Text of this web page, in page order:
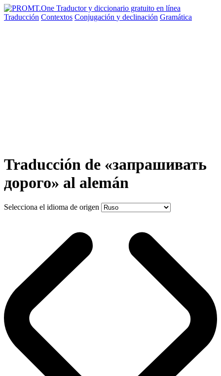
Traducción Contextos Conjugación y declinación Gramática
Traducción de «запрашивать
дорого» al alemán
Selecciona el idioma de origen